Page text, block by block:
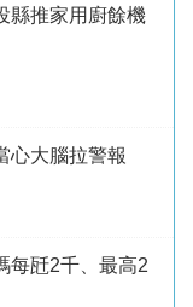
推家用廚餘機
大腦拉警報
瓩2千、最高2